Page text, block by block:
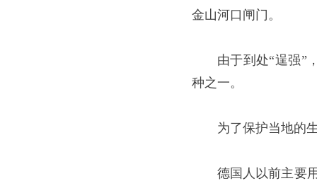
金山河口闸门。
由于到处“逞强”
种之一。
为了保护当地的
德国人以前主要